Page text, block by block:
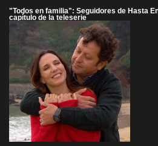
"Todos en familia": Seguidores de Hasta
capítulo de la teleserie